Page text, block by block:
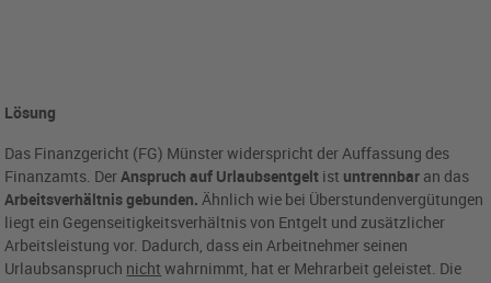
Lösung
Das Finanzgericht (FG) Münster widerspricht der Auffassung des
Finanzamts. DerAnspruch auf Urlaubsentgelt ist untrennbar an das
Arbeitsverhältnis gebunden. Ähnlich wie bei Überstundenvergütungen
liegt ein Gegenseitigkeitsverhältnis von Entgelt und zusätzlicher
Arbeitsleistung vor. Dadurch, dass ein Arbeitnehmer seinen
Urlaubsanspruch nicht wahrnimmt, hat er Mehrarbeit geleistet. Die